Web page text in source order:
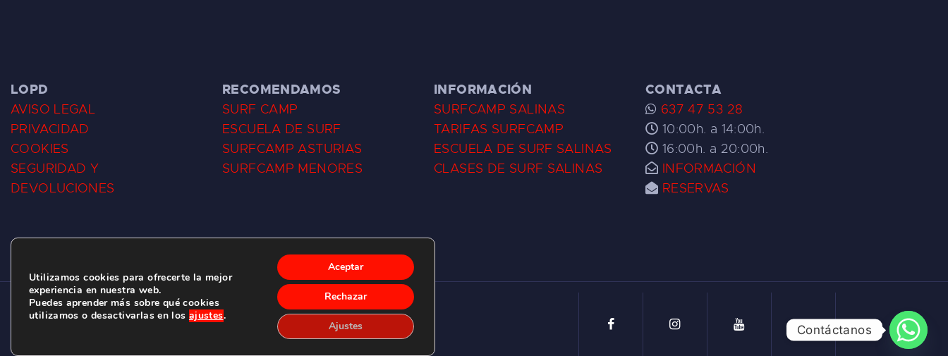
LOPD
AVISO LEGAL
PRIVACIDAD
COOKIES
SEGURIDAD Y
DEVOLUCIONES
RECOMENDAMOS
SURF CAMP
ESCUELA DE SURF
SURFCAMP ASTURIAS
SURFCAMP MENORES
INFORMACIÓN
SURFCAMP SALINAS
TARIFAS SURFCAMP
ESCUELA DE SURF SALINAS
CLASES DE SURF SALINAS
CONTACTA
637 47 53 28
10:00h. a 14:00h.
16:00h. a 20:00h.
INFORMACIÓN
RESERVAS
CLUB DE SURF LAS DUNAS ©2026.
C/ BERNARDO ÁLVAREZ GALAN 1, SALINAS (ASTURIAS)
Utilizamos cookies para ofrecerte la mejor
experiencia en nuestra web.
Puedes aprender más sobre qué cookies
utilizamos o desactivarlas en los ajustes.
Aceptar
Rechazar
Ajustes Contáctanos